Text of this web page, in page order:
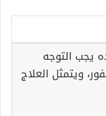
يجب التوجه
ويتمثل العلاج